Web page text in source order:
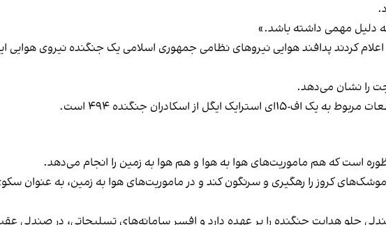
دلیل مهمی داشته باشد.»
کردند پدافند هوایی نیروهای نظامی جمهوری اسلامی یک جنگنده نیروی هوایی
را نشان می‌دهد.
از اسکادران جنگنده ۴۹۴ است.
کروز را رهگیری و سرنگون کند و در ماموریت‌های هوا به زمین، به عنوان